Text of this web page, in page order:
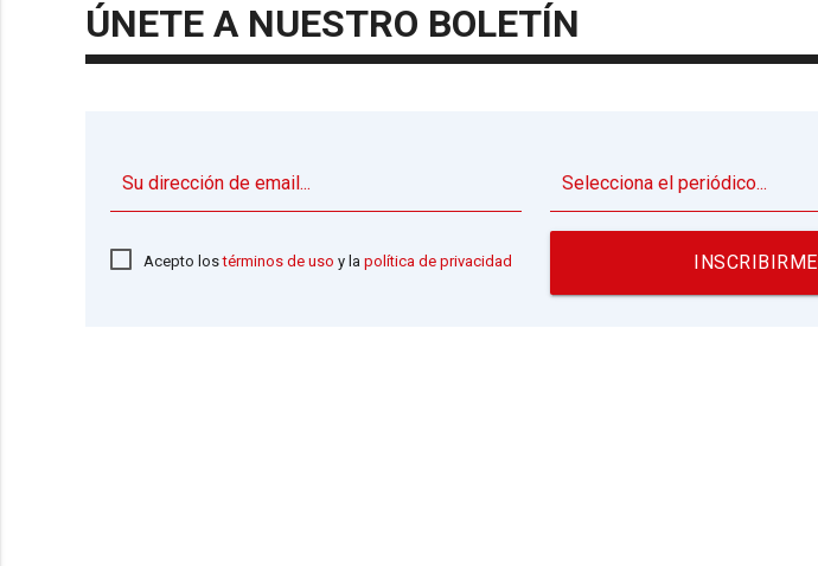
ÚNETE A NUESTRO BOLETÍN
Acepto lostérminos de uso y la política de privacidad INSCRIBIRME